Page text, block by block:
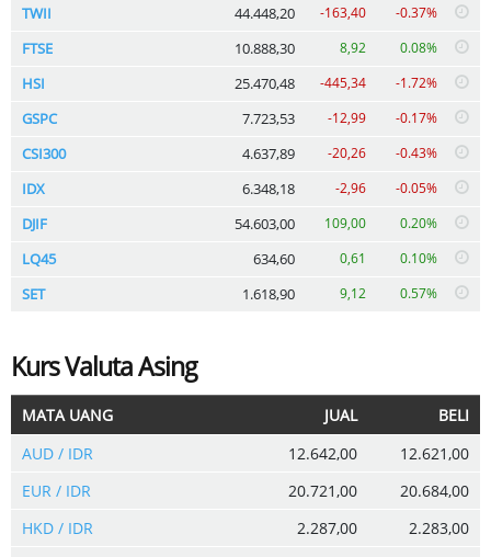
TWII 44.448,20 -163,40 -0.37%
FTSE 10.888,30 8,92 0.08%
HSI 25.470,48 -445,34 -1.72%
GSPC 7.723,53 -12,99 -0.17%
CSI300 4.637,89 -20,26 -0.43%
IDX 6.348,18 -2,96 -0.05%
DJIF 54.603,00 109,00 0.20%
LQ45 634,60 0,61 0.10%
SET 1.618,90 9,12 0.57%
Kurs Valuta Asing
MATA UANG JUAL
BELI
AUD / IDR
12.642,00
12.621,00
EUR / IDR
20.721,00
20.684,00
HKD / IDR
2.287,00
2.283,00